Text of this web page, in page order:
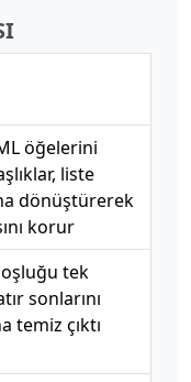
öğelerini
liste
dönüştürerek
korur
tek
sonlarını
temiz çıktı